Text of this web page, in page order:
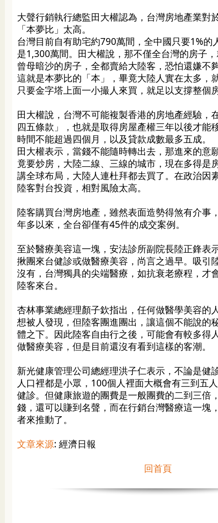
大聲行銷執行總監田大權認為，台灣房地產業對
「本夢比」太高。
台灣目前自有助宅約790萬間，全中國只要1%的
是1,300萬間。田大權說，那不僅全台灣的房子
曾母暗沙的房子，全都賣給大陸客，恐怕還嫌不
這就是本夢比的「本」，畢竟大陸人實在太多，
只要金字塔上面一小撮人來買，就足以支撐整個
田大權說，台灣不可能複製香港的房地產經驗，
四五條款」，也就是取得房屋產權三年以後才能
時間不能超過四個月，以及貸款成數最多五成。
田大權表示，當錢不能隨時轉出去，那進來的意
竟要炒房，大陸二線、三線的城市，現在多得是
講全球布局，大陸人連杜拜都去買了。在政治因
陸客對台投資，相對風險太高。
陸客購買台灣房地產，雖然表面造勢得煞有介事
年多以來，全台卻僅有45件的成交案例。
至於醫療美容這一塊，安法診所副院長陸正鋒表
揪團來台健診或做醫療美容，尚言之過早。吸引
沒有，台灣獨具的尖端醫療，如抗衰老療程，才
陸客來台。
杏林事業總經理顏子欽指出，任何做醫學美容的
想被人發現，但陸客團進團出，讓這個不能說的
體之下。因此陸客自由行之後，可能會有較多得
做醫療美容，但是目前還沒有看到這樣的客潮。
新光健康管理公司總經理洪子仁表示，不論是健
人口裡都是小眾，100個人裡面大概會有三到五
健診。但健康旅遊的團費是一般團費的二到三倍
錢，還可以賺到名聲，而在行銷台灣醫療這一塊
者來推動了。
文章來源: 經濟日報
回首頁